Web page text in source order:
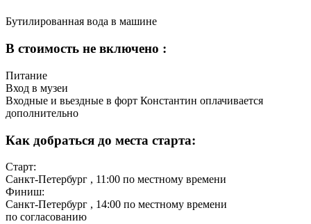
Бутилированная вода в машине
В стоимость не включено :
Питание
Вход в музеи
Входные и вьездные в форт Константин оплачивается
дополнительно
Как добраться до места старта:
Старт:
Санкт-Петербург , 11:00 по местному времени
Финиш:
Санкт-Петербург , 14:00 по местному времени
по согласованию